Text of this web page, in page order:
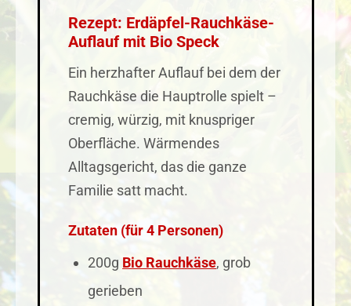
Rezept: Erdäpfel-Rauchkäse-
Auflauf mit Bio Speck
Ein herzhafter Auflauf bei dem der
Rauchkäse die Hauptrolle spielt –
cremig, würzig, mit knuspriger
Oberfläche. Wärmendes
Alltagsgericht, das die ganze
Familie satt macht.
Zutaten (für 4 Personen)
200g Bio Rauchkäse, grob
gerieben